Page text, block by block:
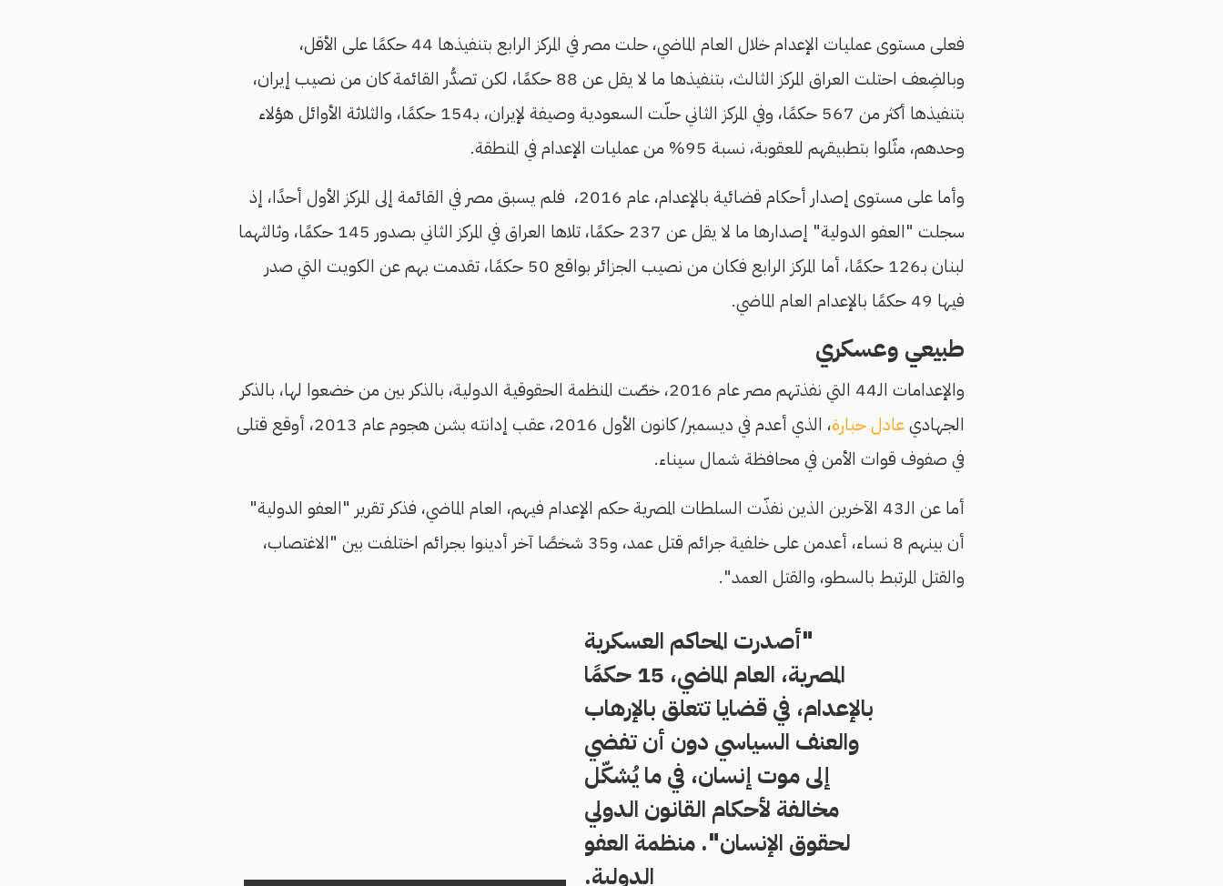
فعلى مستوى عمليات الإعدام خلال العام الماضي، حلت مصر في المركز الرابع بتنفيذها 44 حكمًا على الأقل،
وبالضِعف احتلت العراق المركز الثالث، بتنفيذها ما لا يقل عن 88 حكمًا، لكن تصدُّر القائمة كان من نصيب إيران،
بتنفيذها أكثر من 567 حكمًا، وفي المركز الثاني حلّت السعودية وصيفة لإيران، بـ154 حكمًا، والثلاثة الأوائل هؤلاء
وحدهم، مثّلوا بتطبيقهم للعقوبة، نسبة 95% من عمليات الإعدام في المنطقة.
وأما على مستوى إصدار أحكام قضائية بالإعدام، عام 2016، فلم يسبق مصر في القائمة إلى المركز الأول أحدًا، إذ
سجلت "العفو الدولية" إصدارها ما لا يقل عن 237 حكمًا، تلاها العراق في المركز الثاني بصدور 145 حكمًا، وثالثهما
لبنان بـ126 حكمًا، أما المركز الرابع فكان من نصيب الجزائر بواقع 50 حكمًا، تقدمت بهم عن الكويت التي صدر
فيها 49 حكمًا بالإعدام العام الماضي.
طبيعي وعسكري
والإعدامات الـ44 التي نفذتهم مصر عام 2016، خصّت المنظمة الحقوقية الدولية، بالذكر بين من خضعوا لها، بالذكر
الجهاديعادل حبارة
، الذي أعدم في ديسمبر/ كانون الأول 2016، عقب إدانته بشن هجوم عام 2013، أوقع قتلى
في صفوف قوات الأمن في محافظة شمال سيناء.
أما عن الـ43 الآخرين الذين نفذّت السلطات المصرية حكم الإعدام فيهم، العام الماضي، فذكر تقرير "العفو الدولية"
أن بينهم 8 نساء، أعدمن على خلفية جرائم قتل عمد، و35 شخصًا آخر أدينوا بجرائم اختلفت بين "الاغتصاب،
والقتل المرتبط بالسطو، والقتل العمد".
"أصدرت المحاكم العسكرية
المصرية، العام الماضي، 15 حكمًا
بالإعدام، في قضايا تتعلق بالإرهاب
والعنف السياسي دون أن تفضي
إلى موت إنسان، في ما يُشكّل
مخالفة لأحكام القانون الدولي
لحقوق الإنسان". منظمة العفو
الدولية.